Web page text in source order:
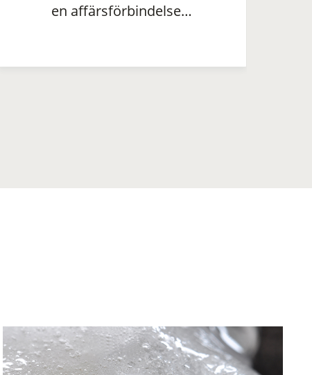
en affärsförbindelse…